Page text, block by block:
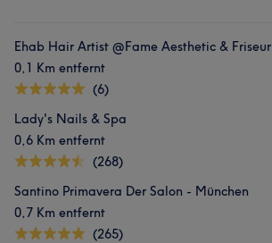
Ehab Hair Artist @Fame Aesthetic & Friseur
0,1 Km entfernt
(6)
Lady's Nails & Spa
0,6 Km entfernt
(268)
Santino Primavera Der Salon - München
0,7 Km entfernt
(265)